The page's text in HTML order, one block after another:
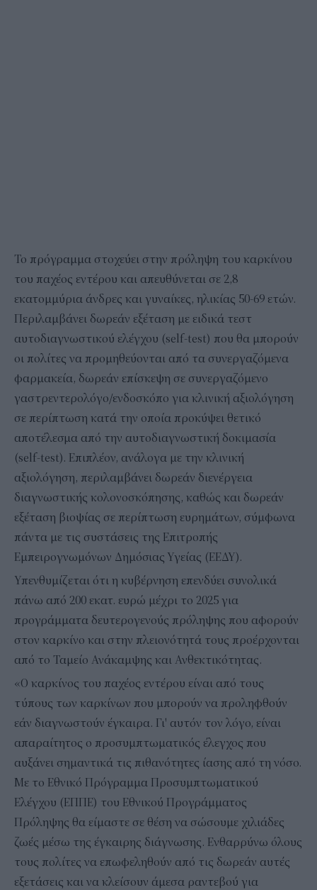
Το πρόγραμμα στοχεύει στην πρόληψη του καρκίνου
του παχέος εντέρου και απευθύνεται σε 2,8
εκατομμύρια άνδρες και γυναίκες, ηλικίας 50-69 ετών.
Περιλαμβάνει δωρεάν εξέταση με ειδικά τεστ
αυτοδιαγνωστικού ελέγχου (self-test) που θα μπορούν
οι πολίτες να προμηθεύονται από τα συνεργαζόμενα
φαρμακεία, δωρεάν επίσκεψη σε συνεργαζόμενο
γαστρεντερολόγο/ενδοσκόπο για κλινική αξιολόγηση
σε περίπτωση κατά την οποία προκύψει θετικό
αποτέλεσμα από την αυτοδιαγνωστική δοκιμασία
(self-test). Επιπλέον, ανάλογα με την κλινική
αξιολόγηση, περιλαμβάνει δωρεάν διενέργεια
διαγνωστικής κολονοσκόπησης, καθώς και δωρεάν
εξέταση βιοψίας σε περίπτωση ευρημάτων, σύμφωνα
πάντα με τις συστάσεις της Επιτροπής
Εμπειρογνωμόνων Δημόσιας Υγείας (ΕΕΔΥ).
Υπενθυμίζεται ότι η κυβέρνηση επενδύει συνολικά
πάνω από 200 εκατ. ευρώ μέχρι το 2025 για
προγράμματα δευτερογενούς πρόληψης που αφορούν
στον καρκίνο και στην πλειονότητά τους προέρχονται
από το Ταμείο Ανάκαμψης και Ανθεκτικότητας.
«Ο καρκίνος του παχέος εντέρου είναι από τους
τύπους των καρκίνων που μπορούν να προληφθούν
εάν διαγνωστούν έγκαιρα. Γι' αυτόν τον λόγο, είναι
απαραίτητος ο προσυμπτωματικός έλεγχος που
αυξάνει σημαντικά τις πιθανότητες ίασης από τη νόσο.
Με το Εθνικό Πρόγραμμα Προσυμπτωματικού
Ελέγχου (ΕΠΠΕ) του Εθνικού Προγράμματος
Πρόληψης θα είμαστε σε θέση να σώσουμε χιλιάδες
ζωές μέσω της έγκαιρης διάγνωσης. Ενθαρρύνω όλους
τους πολίτες να επωφεληθούν από τις δωρεάν αυτές
εξετάσεις και να κλείσουν άμεσα ραντεβού για